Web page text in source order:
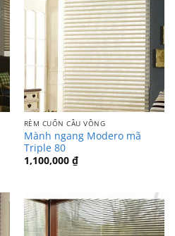
RÈM CUỐN CẦU VỒNG
Mành ngang Modero mã
Triple 80
1,100,000 ₫